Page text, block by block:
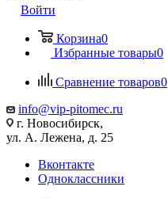
Войти
Корзина0
Избранные товары0
Сравнение товаров0
info@vip-pitomec.ru
г. Новосибирск,
ул. А. Лежена, д. 25
Вконтакте
Одноклассники